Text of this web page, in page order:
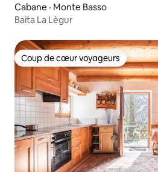
Cabane · Monte Basso
Baita La Lègur
Coup de cœur voyageurs
Coup de cœur voyageurs